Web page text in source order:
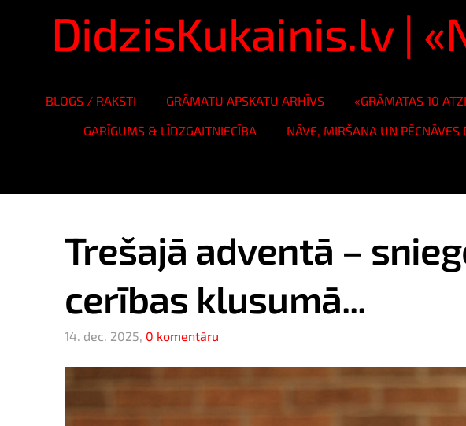
DidzisKukainis.lv |
BLOGS / RAKSTI GRĀMATU APSKATU ARHĪVS «GRĀMATAS 10
GARĪGUMS & LĪDZGAITNIECĪBA
NĀVE, MIRŠANA UN PĒCNĀVES
Trešajā adventā –
cerības klusumā...
14. dec. 2025, 0 komentāru